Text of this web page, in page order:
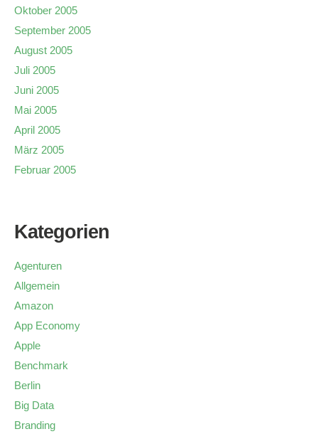
Oktober 2005
September 2005
August 2005
Juli 2005
Juni 2005
Mai 2005
April 2005
März 2005
Februar 2005
Kategorien
Agenturen
Allgemein
Amazon
App Economy
Apple
Benchmark
Berlin
Big Data
Branding